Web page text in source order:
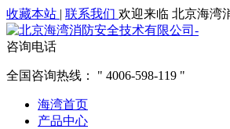
收藏本站 | 联系我们 欢迎来临 北京海湾
咨询电话
全国咨询热线： 4006-598-119
海湾首页
产品中心